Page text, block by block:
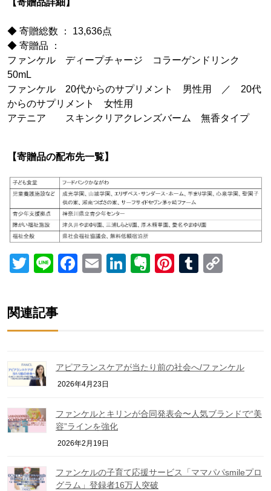
◆ 寄贈総数 ： 13,636点
◆ 寄贈品 ：
ファンケル ディープチャージ コラーゲンドリンク
50mL
ファンケル 20代からのサプリメント 男性用 ／ 20代
からのサプリメント 女性用
アテニア スキンクリアクレンズバーム 無香タイプ
【寄贈品の配布先一覧】
Twitter
LineFacebook
EmailLinkedIn
Evernote
Pinterest
Tumblr
関連記事
アピアランスケアが当たり前の社会へ/ファンケル
2026年4月23日
ファンケルとキリンが合同発表会〜人気ブランドで“美
容”ラインを強化
2026年2月19日
ファンケルの子育て応援サービス「ママパパsmileプロ
グラム」登録者16万人突破